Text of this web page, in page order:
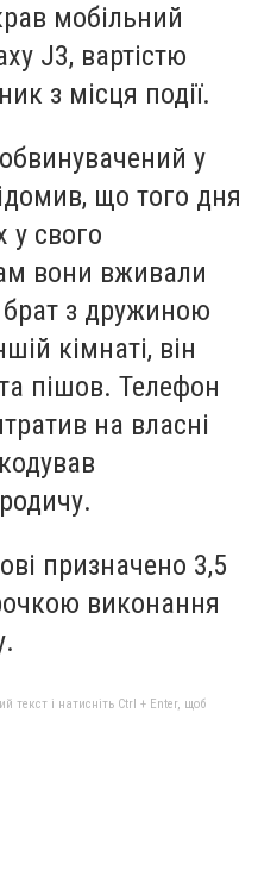
мобільний
J3, вартістю
з місця події.
у
що того дня
у свого
вони вживали
брат з дружиною
кімнаті, він
пішов. Телефон
на власні
призначено 3,5
виконання
текст і натисніть Ctrl + Enter, щоб